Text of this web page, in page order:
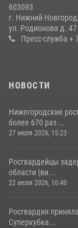
более 600 раз по
20 июля 2026, 12:26
603093
г. Нижний Новгород,
ул. Родионова д. 47
Пресс-служба +
НОВОСТИ
Нижегородские
более 670 раз ...
27 июля 2026, 15:23
Росгвардейцы
области (ви...
22 июля 2026, 10:40
Росгвардия
Суперкубка...